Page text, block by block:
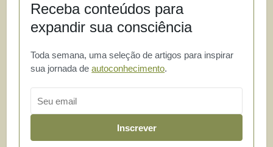
Receba conteúdos para
expandir sua consciência
Toda semana, uma seleção de artigos para inspirar
sua jornada deautoconhecimento.
Inscrever